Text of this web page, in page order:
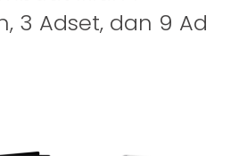
3 Adset, dan 9 Ad